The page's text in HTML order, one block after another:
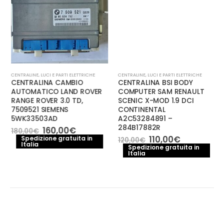
CENTRALINE, LUCI E PARTI ELETTRICHE
CENTRALINA CAMBIO
AUTOMATICO LAND ROVER
RANGE ROVER 3.0 TD,
7509521 SIEMENS
5WK33503AD
180,00€ Il
prezzo
originale
160,00€Il
prezzo
attuale
Spedizione gratuita in
Italia
CENTRALINE, LUCI E PARTI ELETTRICHE
CENTRALINA BSI BODY
COMPUTER SAM RENAULT
SCENIC X-MOD 1.9 DCI
CONTINENTAL
A2C53284891 –
284B17882R
120,00€ Il
prezzo
originale
110,00€Il
prezzo
attuale
Spedizione gratuita in
Italia